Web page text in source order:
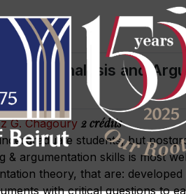
Analysis and
G. Chagoury 2 crédits
students, but
& argumentation skills is most
theory, that are:
with critical questions to